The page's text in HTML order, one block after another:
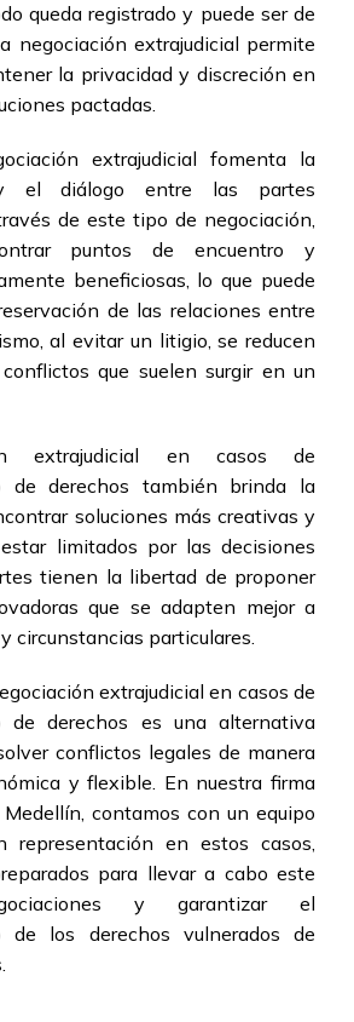
queda registrado y puede ser de
negociación extrajudicial permite
la privacidad y discreción en
pactadas.
extrajudicial fomenta la
y el diálogo entre las partes
de este tipo de negociación,
puntos de encuentro y
beneficiosas, lo que puede
de las relaciones entre
al evitar un litigio, se reducen
que suelen surgir en un
extrajudicial en casos de
de derechos también brinda la
soluciones más creativas y
limitados por las decisiones
tienen la libertad de proponer
que se adapten mejor a
circunstancias particulares.
extrajudicial en casos de
de derechos es una alternativa
conflictos legales de manera
y flexible. En nuestra firma
contamos con un equipo
representación en estos casos,
para llevar a cabo este
y garantizar el
de los derechos vulnerados de